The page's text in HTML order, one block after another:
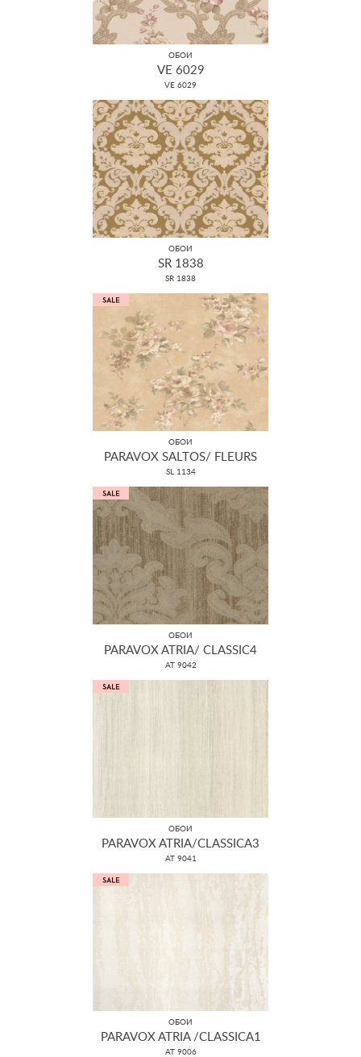
ОБОИ
VE 6029
VE 6029
ОБОИ
SR 1838
SR 1838
ОБОИ
PARAVOX SALTOS/ FLEURS
SL 1134
ОБОИ
PARAVOX ATRIA/ CLASSIC4
AT 9042
ОБОИ
PARAVOX ATRIA/CLASSICA3
AT 9041
ОБОИ
PARAVOX ATRIA /CLASSICA1
AT 9006